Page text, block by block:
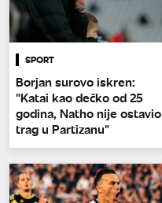
SPORT
Borjan surovo iskren:
"Katai kao dečko od 25
godina, Natho nije ostavio
trag u Partizanu"